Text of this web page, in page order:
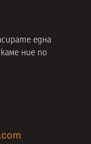
една
ние по